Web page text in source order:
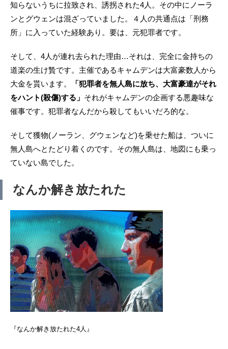
知らないうちに拉致され、誘拐された4人。その中にノーラ
ンとグウェンは混ざっていました。４人の共通点は「刑務
所」に入っていた経験あり。要は、元犯罪者です。
そして、4人が連れ去られた理由…それは、完全に金持ちの
道楽の生け贄です。主催であるキャムデンは大富豪数人から
大金を貰います。
「犯罪者を無人島に放ち、大富豪達がそれ
をハント(殺傷)する」 それがキャムデンの企画する悪趣味な
催事です。犯罪者なんだから殺してもいいだろ的な。
そして獲物(ノーラン、グウェンなど)を乗せた船は、ついに
無人島へとたどり着くのです。その無人島は、地図にも乗っ
ていない島でした。
なんか解き放たれた
『なんか解き放たれた4人』